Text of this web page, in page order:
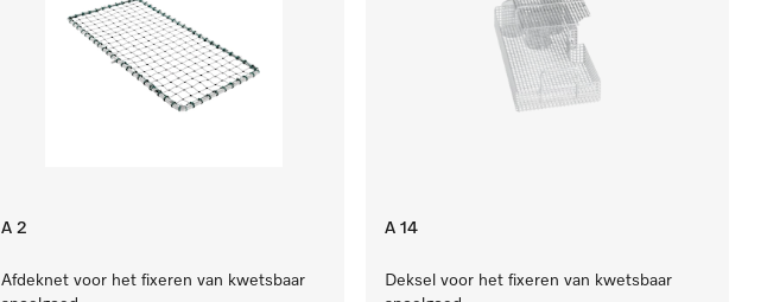
A 2
Afdeknet voor het fixeren van kwetsbaar
A 14
Deksel voor het fixeren van kwetsbaar